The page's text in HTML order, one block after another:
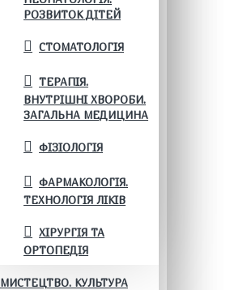
РОЗВИТОК ДІТЕЙ
СТОМАТОЛОГІЯ
ТЕРАПІЯ.
ВНУТРІШНІ ХВОРОБИ.
ЗАГАЛЬНА МЕДИЦИНА
ФІЗІОЛОГІЯ
ФАРМАКОЛОГІЯ.
ТЕХНОЛОГІЯ ЛІКІВ
ХІРУРГІЯ ТА
ОРТОПЕДІЯ
МИСТЕЦТВО. КУЛЬТУРА